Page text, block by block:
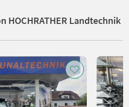
HOCHRATHER Landtechnik